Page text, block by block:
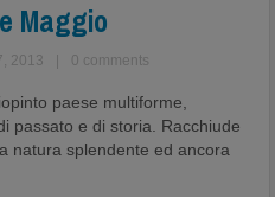
Maggio
2013 0 comments
paese multiforme,
passato e di storia. Racchiude
natura splendente ed ancora